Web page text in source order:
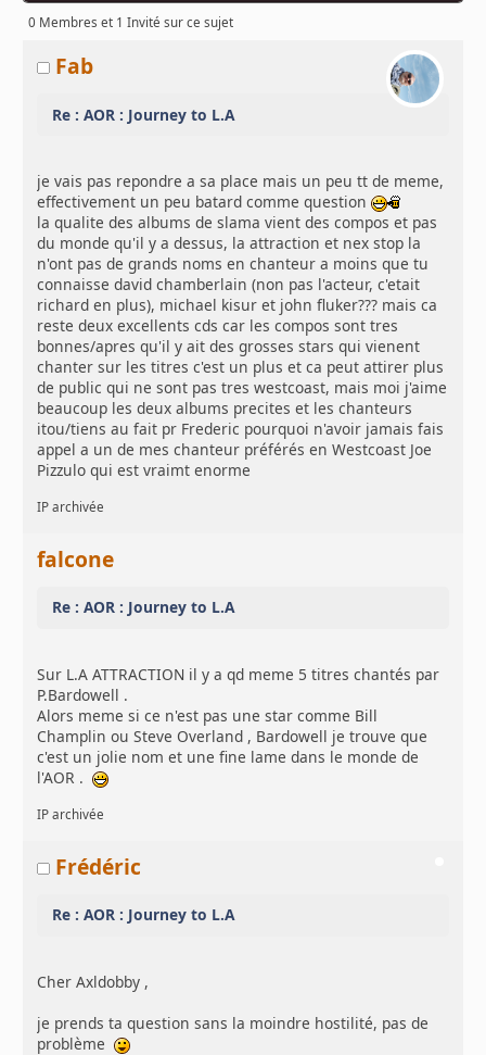
0 Membres et 1 Invité sur ce sujet
Fab
Re : AOR : Journey to L.A
je vais pas repondre a sa place mais un peu tt de meme,
effectivement un peu batard comme question
la qualite des albums de slama vient des compos et pas
du monde qu'il y a dessus, la attraction et nex stop la
n'ont pas de grands noms en chanteur a moins que tu
connaisse david chamberlain (non pas l'acteur, c'etait
richard en plus), michael kisur et john fluker??? mais ca
reste deux excellents cds car les compos sont tres
bonnes/apres qu'il y ait des grosses stars qui vienent
chanter sur les titres c'est un plus et ca peut attirer plus
de public qui ne sont pas tres westcoast, mais moi j'aime
beaucoup les deux albums precites et les chanteurs
itou/tiens au fait pr Frederic pourquoi n'avoir jamais fais
appel a un de mes chanteur préférés en Westcoast Joe
Pizzulo qui est vraimt enorme
IP archivée
falcone
Re : AOR : Journey to L.A
Sur L.A ATTRACTION il y a qd meme 5 titres chantés par
P.Bardowell .
Alors meme si ce n'est pas une star comme Bill
Champlin ou Steve Overland , Bardowell je trouve que
c'est un jolie nom et une fine lame dans le monde de
l'AOR .
IP archivée
Frédéric
Re : AOR : Journey to L.A
Cher Axldobby ,
je prends ta question sans la moindre hostilité, pas de
problème